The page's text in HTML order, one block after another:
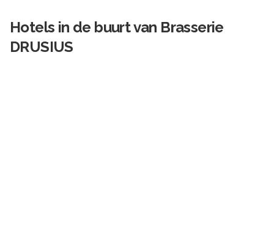
Hotels in de buurt van Brasserie
DRUSIUS